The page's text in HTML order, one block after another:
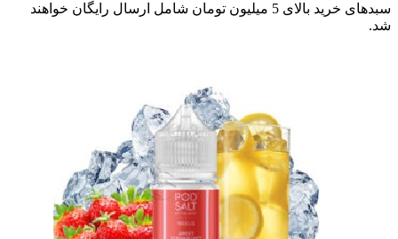
سبدهای خرید بالای 5 میلیون تومان شامل ارسال رایگان خواهند
شد.